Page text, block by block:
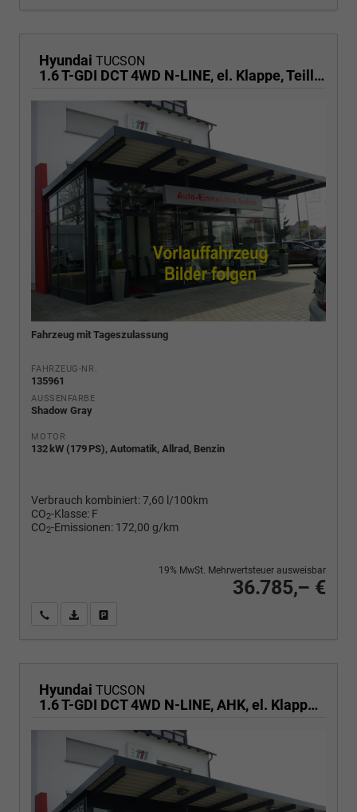
Hyundai TUCSON
1.6 T-GDI DCT 4WD N-LINE, el. Klappe, Teilleder, Navi, Kamera, ACC
Fahrzeug mit Tageszulassung
FAHRZEUG-NR.
135961
AUSSENFARBE
Shadow Gray
MOTOR
132 kW (179 PS), Automatik, Allrad, Benzin
Verbrauch kombiniert:7,60 l/100km
CO2-Klasse: F
CO2-Emissionen: 172,00 g/km
36.785,– €
19% MwSt. Mehrwertsteuer ausweisbar
Wir rufen Sie anPDF-Fahrzeugexposé drucken
Hyundai TUCSON
1.6 T-GDI DCT 4WD N-LINE, AHK, el. Klappe, Teilleder, Navi, Kamera, ACC